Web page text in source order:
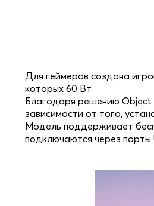
Для геймеров создана
которых 60 Вт.
Благодаря решению Object
зависимости от того,
Модель поддерживает
подключаются через порты